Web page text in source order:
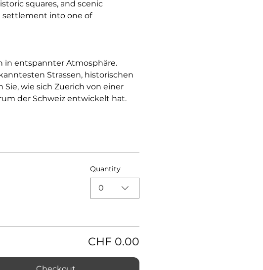
squares, and scenic
settlement into one of
in entspannter Atmosphäre.
Strassen, historischen
wie sich Zuerich von einer
der Schweiz entwickelt hat.
Quantity
0
CHF 0.00